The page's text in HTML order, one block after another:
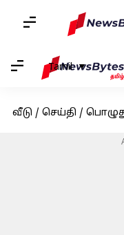
Tamil
வீடு / செய்தி /